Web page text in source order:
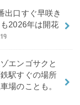
出口すぐ早咲き
2026年は開花
エンゴサクと
駅すぐの場所
場のことも。